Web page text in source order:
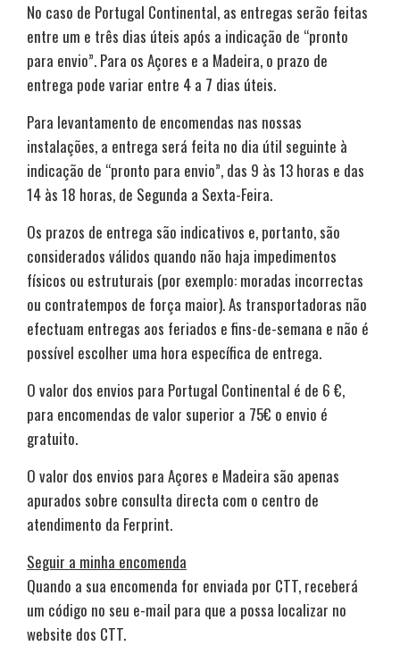
No caso de Portugal Continental, as entregas serão feitas
entre um e três dias úteis após a indicação de “pronto
para envio”. Para os Açores e a Madeira, o prazo de
entrega pode variar entre 4 a 7 dias úteis.
Para levantamento de encomendas nas nossas
instalações, a entrega será feita no dia útil seguinte à
indicação de “pronto para envio”, das 9 às 13 horas e das
14 às 18 horas, de Segunda a Sexta-Feira.
Os prazos de entrega são indicativos e, portanto, são
considerados válidos quando não haja impedimentos
físicos ou estruturais (por exemplo: moradas incorrectas
ou contratempos de força maior). As transportadoras não
efectuam entregas aos feriados e fins-de-semana e não é
possível escolher uma hora específica de entrega.
O valor dos envios para Portugal Continental é de 6 €,
para encomendas de valor superior a 75€ o envio é
gratuito.
O valor dos envios para Açores e Madeira são apenas
apurados sobre consulta directa com o centro de
atendimento da Ferprint.
Seguir a minha encomenda
Quando a sua encomenda for enviada por CTT, receberá
um código no seu e-mail para que a possa localizar no
website dos CTT.